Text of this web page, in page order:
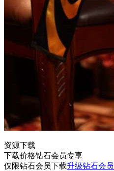
资源下载
下载价格钻石会员专享
仅限钻石会员下载升级钻石会员